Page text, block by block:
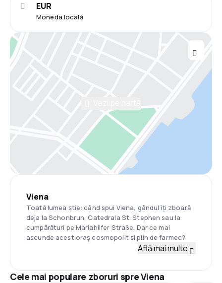
Moneda locală
EUR
Viena
Toată lumea știe: când spui Viena, gândul îți zboară
deja la Schonbrun, Catedrala St. Stephen sau la
cumpărături pe Mariahilfer Straße. Dar ce mai
ascunde acest oraș cosmopolit și plin de farmec?
Află mai multe
Cele mai populare zboruri spre Viena